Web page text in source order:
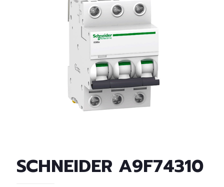
SCHNEIDER A9F74310